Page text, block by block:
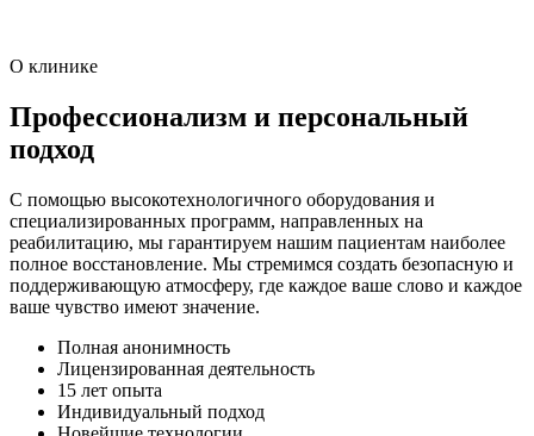
О клинике
Профессионализм и персональный
подход
С помощью высокотехнологичного оборудования и
специализированных программ, направленных на
реабилитацию, мы гарантируем нашим пациентам наиболее
полное восстановление. Мы стремимся создать безопасную и
поддерживающую атмосферу, где каждое ваше слово и каждое
ваше чувство имеют значение.
Полная анонимность
Лицензированная деятельность
15 лет опыта
Индивидуальный подход